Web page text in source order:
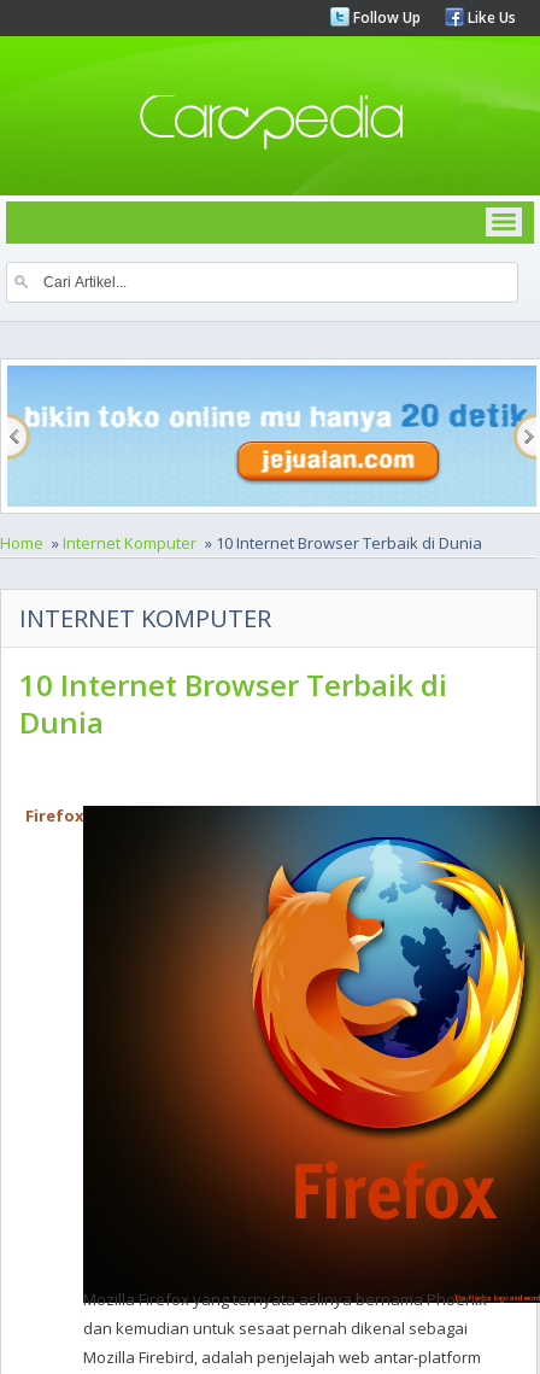
Follow Up Like Us
Home »Internet Komputer » 10 Internet Browser Terbaik di Dunia
INTERNET KOMPUTER
10 Internet Browser Terbaik di
Dunia
Firefox
Mozilla Firefox yang ternyata aslinya bernama Phoenix
dan kemudian untuk sesaat pernah dikenal sebagai
Mozilla Firebird, adalah penjelajah web antar-platform